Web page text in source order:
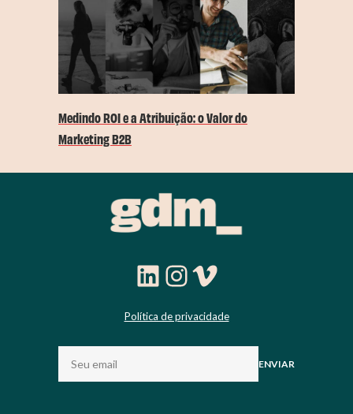
Medindo ROI e a Atribuição: o Valor do
Marketing B2B
LinkedIn
Instagram
Vimeo
Política de privacidade